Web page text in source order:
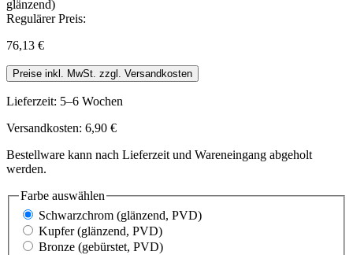
Regulärer Preis:
76,13 €
Preise inkl. MwSt. zzgl. Versandkosten
Lieferzeit: 5–6 Wochen
Versandkosten: 6,90 €
Bestellware kann nach Lieferzeit und Wareneingang abgeholt
werden.
Farbe auswählen
Schwarzchrom (glänzend, PVD)
Kupfer (glänzend, PVD)
Bronze (gebürstet, PVD)